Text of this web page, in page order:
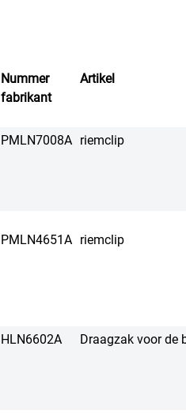
Nummer
fabrikant
Artikel
PMLN7008A riemclip
PMLN4651A riemclip
HLN6602A Draagzak voor de